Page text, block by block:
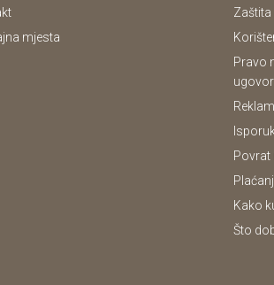
mjesta
Pravo
Povrat
Kako
Što